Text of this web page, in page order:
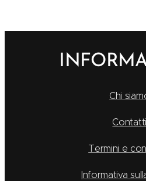
Chi
Contatti
Termini e
Informativa